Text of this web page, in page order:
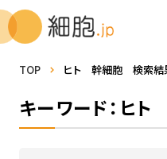
TOP ヒト 幹細胞 検索結
キーワード：ヒ